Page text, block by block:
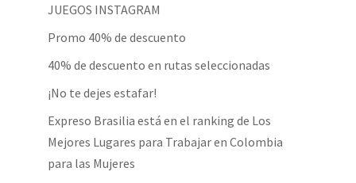
JUEGOS INSTAGRAM
Promo 40% de descuento
40% de descuento en rutas seleccionadas
¡No te dejes estafar!
Expreso Brasilia está en el ranking de Los
Mejores Lugares para Trabajar en Colombia
para las Mujeres